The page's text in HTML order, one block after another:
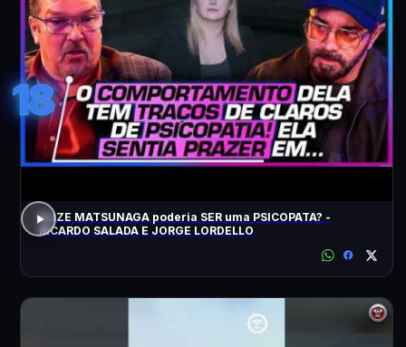
18
ELIZE MATSUNAGA poderia SER uma PSICOPATA? -
RICARDO SALADA E JORGE LORDELLO